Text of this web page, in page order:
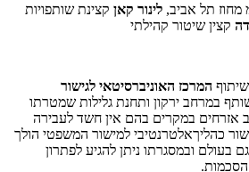
מחוז תל אביב, לינור קאן קצינת שותפויות
קצין שיטור קהילתי
המרכז האוניברסיטאי לגישור
במרחב ירקון ותחנת גלילות שמטרתו
אזרחים במקרים בהם אין חשד לעבירה
כהליךאלטרנטיבי למישור המשפטי הולך
בעולם ובמסגרתו ניתן להגיע לפתרון
הסכמות.